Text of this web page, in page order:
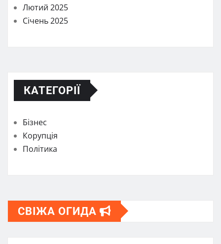
Лютий 2025
Січень 2025
КАТЕГОРІЇ
Бізнес
Корупція
Політика
СВІЖА ОГИДА